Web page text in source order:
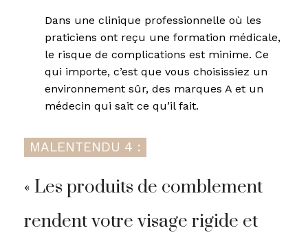
Dans une clinique professionnelle où les
praticiens ont reçu une formation médicale,
le risque de complications est minime. Ce
qui importe, c’est que vous choisissiez un
environnement sûr, des marques A et un
médecin qui sait ce qu’il fait.
MALENTENDU 4 :
« Les produits de comblement
rendent votre visage rigide et